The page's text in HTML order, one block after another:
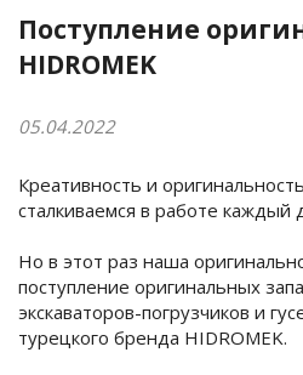
Поступление
HIDROMEK
05.04.2022
Креативность и
сталкиваемся в работе каждый
Но в этот раз наша
поступление оригинальных
экскаваторов-погрузчиков и
турецкого бренда HIDROMEK.